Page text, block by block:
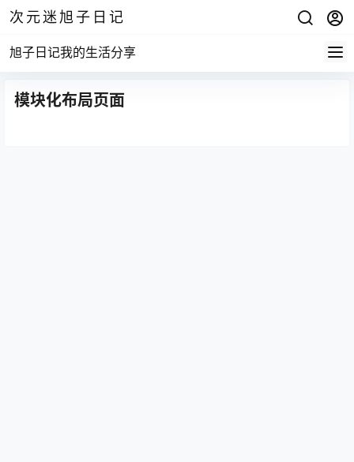
次元迷旭子日记
旭子日记我的生活分享
模块化布局页面